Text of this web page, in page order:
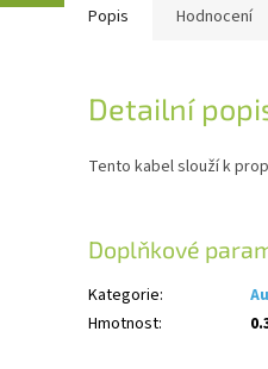
Popis Hodnocení
Detailní
Tento kabel slouží k
Doplňkové
Kategorie:
Hmotnost: